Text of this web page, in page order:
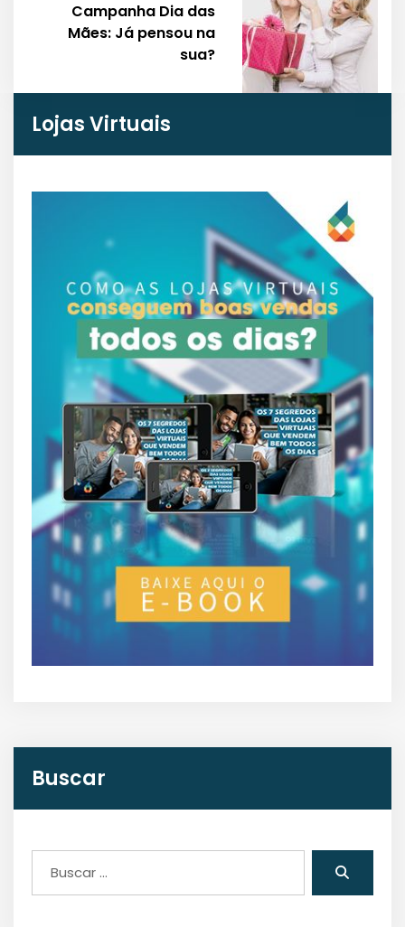
Lojas Virtuais
Buscar
Campanha Dia das
Mães: Já pensou na
sua?